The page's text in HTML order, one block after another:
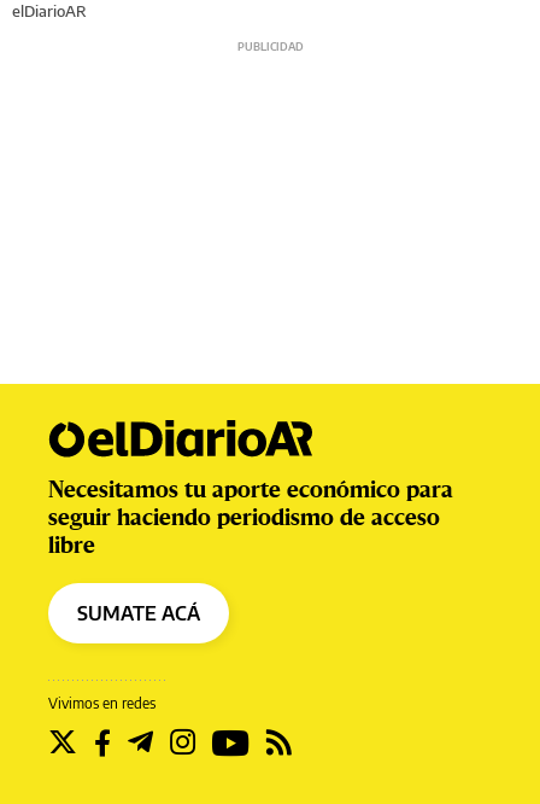
elDiarioAR
Vivimos en redes
Necesitamos tu aporte económico para
seguir haciendo periodismo de acceso
libre
SUMATE ACÁ